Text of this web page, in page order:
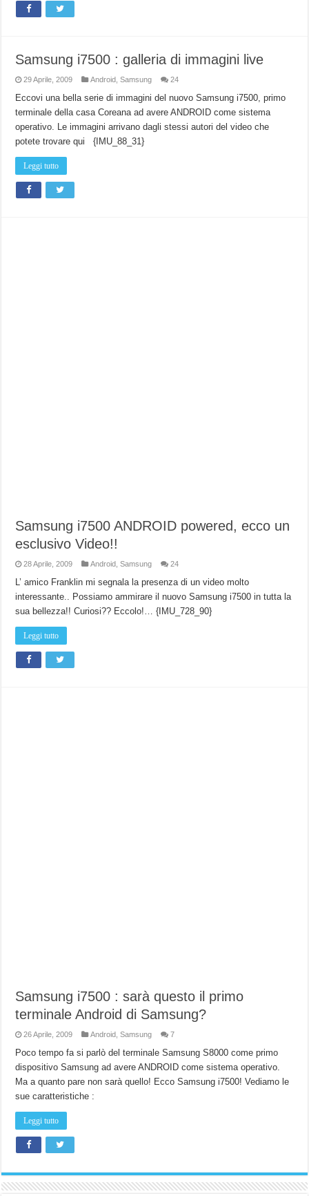
Samsung i7500 : galleria di immagini live
29 Aprile, 2009 Android ,Samsung 24
Eccovi una bella serie di immagini del nuovo Samsung i7500, primo
terminale della casa Coreana ad avere ANDROID come sistema
operativo. Le immagini arrivano dagli stessi autori del video che
potete trovare qui {IMU_88_31}
Leggi tutto
Samsung i7500 ANDROID powered, ecco un
esclusivo Video!!
28 Aprile, 2009 Android ,Samsung 24
L’ amico Franklin mi segnala la presenza di un video molto
interessante.. Possiamo ammirare il nuovo Samsung i7500 in tutta la
sua bellezza!! Curiosi?? Eccolo!… {IMU_728_90}
Leggi tutto
Samsung i7500 : sarà questo il primo
terminale Android di Samsung?
26 Aprile, 2009 Android ,Samsung 7
Poco tempo fa si parlò del terminale Samsung S8000 come primo
dispositivo Samsung ad avere ANDROID come sistema operativo.
Ma a quanto pare non sarà quello! Ecco Samsung i7500! Vediamo le
sue caratteristiche :
Leggi tutto